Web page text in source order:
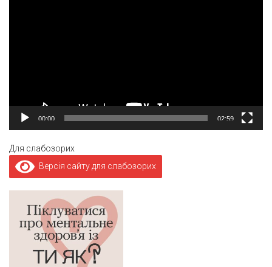
00:00 02:59
Для слабозорих
Версія сайту для слабозорих